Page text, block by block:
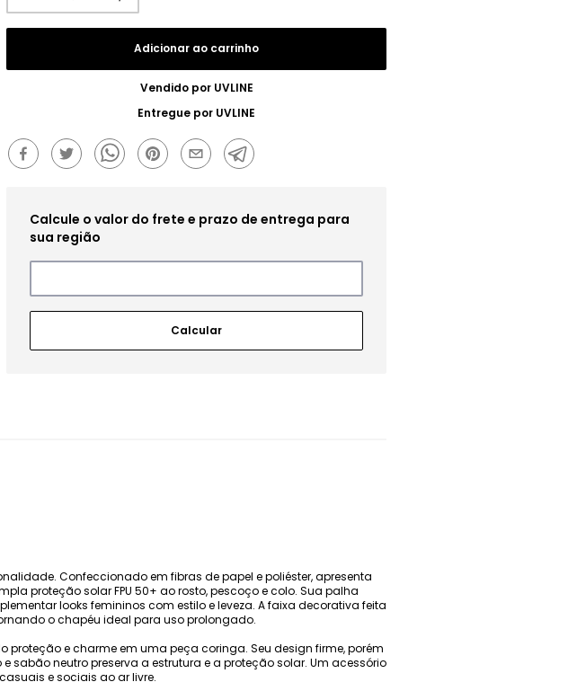
Adicionar ao carrinho
Vendido por UVLINE
Entregue por UVLINE
Confeccionado em fibras de papel e poliéster, apresenta
proteção solar FPU 50+ ao rosto, pescoço e colo. Sua palha
looks femininos com estilo e leveza. A faixa decorativa feita
o chapéu ideal para uso prolongado.
proteção e charme em uma peça coringa. Seu design firme, porém
neutro preserva a estrutura e a proteção solar. Um acessório
e sociais ao ar livre.